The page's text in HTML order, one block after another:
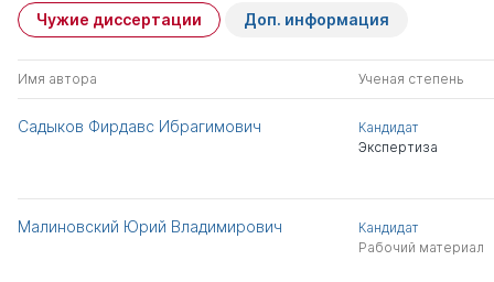
Чужие диссертации Доп. информация
Имя автора Ученая степень
Садыков Фирдавс Ибрагимович
Кандидат
Экспертиза
Малиновский Юрий Владимирович
Кандидат
Рабочий материал